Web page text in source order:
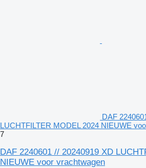
DAF
LUCHTFILTER MODEL 2024 NIEUWE
7
DAF 2240601 // 20240919 XD
NIEUWE voor vrachtwagen